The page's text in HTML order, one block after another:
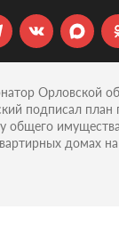
Орловской
подписал план
общего
домах